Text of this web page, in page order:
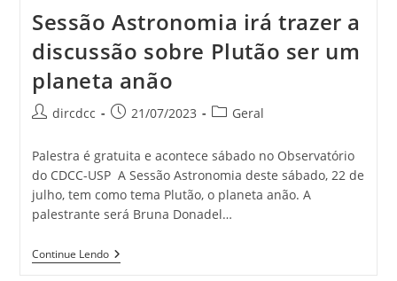
Sessão Astronomia irá trazer a
discussão sobre Plutão ser um
planeta anão
dircdcc 21/07/2023 Geral
Palestra é gratuita e acontece sábado no Observatório
do CDCC-USP A Sessão Astronomia deste sábado, 22 de
julho, tem como tema Plutão, o planeta anão. A
palestrante será Bruna Donadel…
Continue Lendo